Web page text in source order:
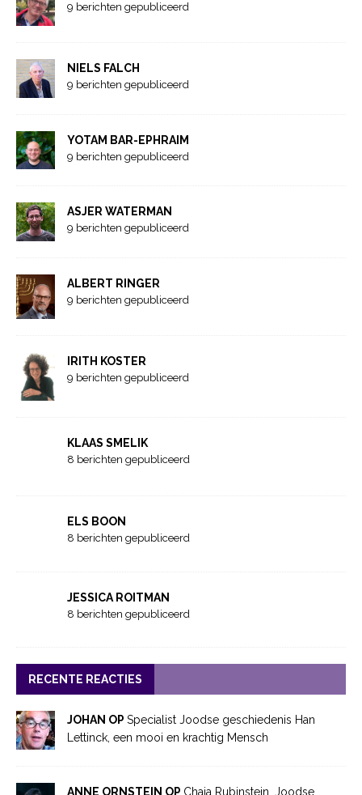
9 berichten gepubliceerd
NIELS FALCH
9 berichten gepubliceerd
YOTAM BAR-EPHRAIM
9 berichten gepubliceerd
ASJER WATERMAN
9 berichten gepubliceerd
ALBERT RINGER
9 berichten gepubliceerd
IRITH KOSTER
9 berichten gepubliceerd
KLAAS SMELIK
8 berichten gepubliceerd
ELS BOON
8 berichten gepubliceerd
JESSICA ROITMAN
8 berichten gepubliceerd
RECENTE REACTIES
JOHAN OP Specialist Joodse geschiedenis Han
Lettinck, een mooi en krachtig Mensch
ANNE ORNSTEIN OP Chaja Rubinstein, Joodse